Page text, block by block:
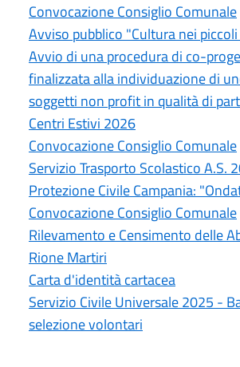
Convocazione Consiglio Comunale
Avviso pubblico "Cultura nei
Avvio di una procedura di co-
finalizzata alla individuazione di
soggetti non profit in qualità di
Centri Estivi 2026
Convocazione Consiglio Comunale
Servizio Trasporto Scolastico A.S.
Protezione Civile Campania:
Convocazione Consiglio Comunale
Rilevamento e Censimento delle
Rione Martiri
Carta d'identità cartacea
Servizio Civile Universale 2025 -
selezione volontari